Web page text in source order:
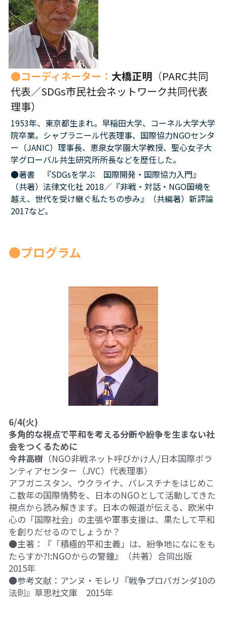
●コーディネーター： 大橋正明 （PARC共同
代表／SDGs市民社会ネットワーク共同代表
理事）
1953年、東京都生まれ。早稲田大学、コーネル大学大学
院卒業。シャプラニール代表理事、国際協力NGOセンタ
ー（JANIC）理事長、恵泉女学園大学教授、聖心女子大
学グローバル共生研究所所長などを歴任した。
●著書　『SDGsを学ぶ　国際開発・国際協力入門』
（共著）法律文化社 2018／『非戦・対話・NGO――国境を
越え、世代を受け継ぐ私たちの歩み』（共編著）新評論
2017など。
●プログラム
6/4(火)
多角的な視点で平和を考える――分断や紛争を生まない社
会をつくるために
今井高樹 （NGO非戦ネット呼びかけ人/日本国際ボラ
ンティアセンター（JVC）代表理事）
アフガニスタン、ウクライナ、パレスチナをはじめこ
こ数年の国際情勢を、日本のNGOとして活動してきた
視点から読み解きます。日本の報道が伝える、欧米中
心の「国際社会」の主張や軍事支援は、果たして平和
を創りだせるのでしょうか？
●主著：『「積極的平和主義」は、紛争地になにをも
たらすか?!:NGOからの警鐘』（共著）合同出版
2015年
●参考文献：アンヌ・モレリ『戦争プロパガンダ10の
法則』草思社文庫　2015年
10鎌田講座
09世界ニュース
09世界ニュース
08ルイースの英会話
07英文精読
06それぞれのアイヌ語を受け継ぐ
05コモンズとしての食
04ガンジー読書会
03パレスチナ問題
02平和のための「紛争」論
畑で実践2024